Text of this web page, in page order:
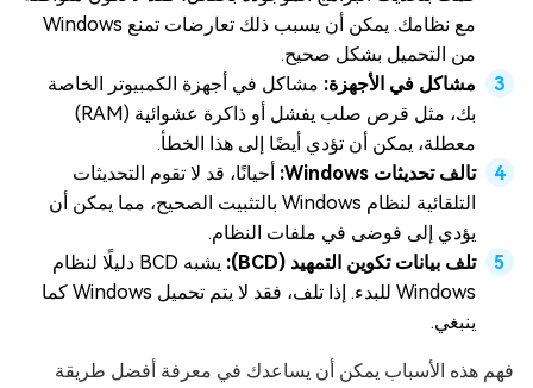
مع نظامك. يمكن أن يسبب ذلك تعارضات تمنع Windows
من التحميل بشكل صحيح.
مشاكل في الأجهزة: مشاكل في أجهزة الكمبيوتر الخاصة
بك، مثل قرص صلب يفشل أو ذاكرة عشوائية (RAM)
معطلة، يمكن أن تؤدي أيضًا إلى هذا الخطأ.
تالف تحديثات Windows:
أحيانًا، قد لا تقوم التحديثات
التلقائية لنظام Windows بالتثبيت الصحيح، مما يمكن أن
يؤدي إلى فوضى في ملفات النظام.
تلف بيانات تكوين التمهيد (BCD):
يشبه BCD دليلًا لنظام
Windows للبدء. إذا تلف، فقد لا يتم تحميل Windows كما
ينبغي.
فهم هذه الأسباب يمكن أن يساعدك في معرفة أفضل طريقة